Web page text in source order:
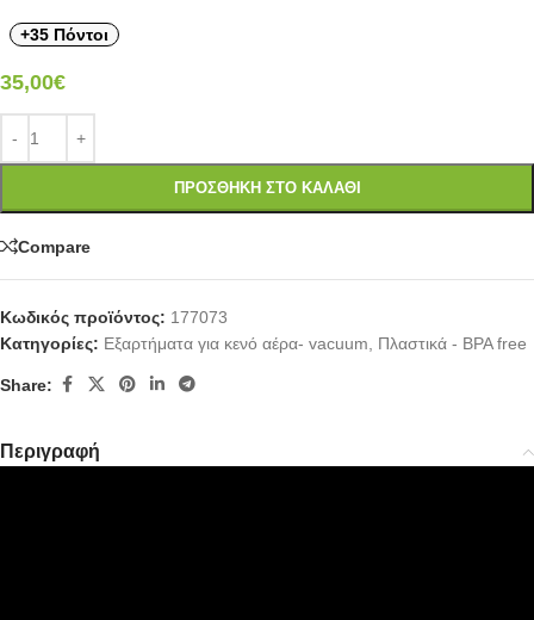
+35 Πόντοι
35,00€
ΠΡΟΣΘΉΚΗ ΣΤΟ ΚΑΛΆΘΙ
Compare
Κωδικός προϊόντος: 177073
Κατηγορίες: Εξαρτήματα για κενό αέρα- vacuum, Πλαστικά - BPA free
Share:
Περιγραφή